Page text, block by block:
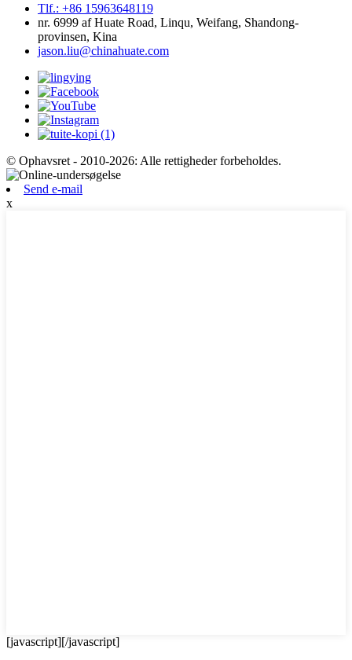
Tlf.: +86 15963648119
nr. 6999 af Huate Road, Linqu, Weifang, Shandong-
provinsen, Kina
jason.liu@chinahuate.com
© Ophavsret - 2010-2026: Alle rettigheder forbeholdes.
Send e-mail
x
[javascript][/javascript]